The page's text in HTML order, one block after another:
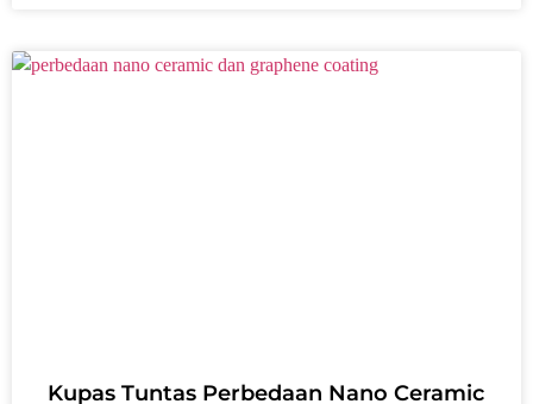
Kupas Tuntas Perbedaan Nano Ceramic